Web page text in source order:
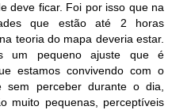
deve ficar. Foi por isso que na
que estão até 2 horas
teoria do mapa deveria estar.
um pequeno ajuste que é
estamos convivendo com o
sem perceber durante o dia,
muito pequenas, perceptíveis